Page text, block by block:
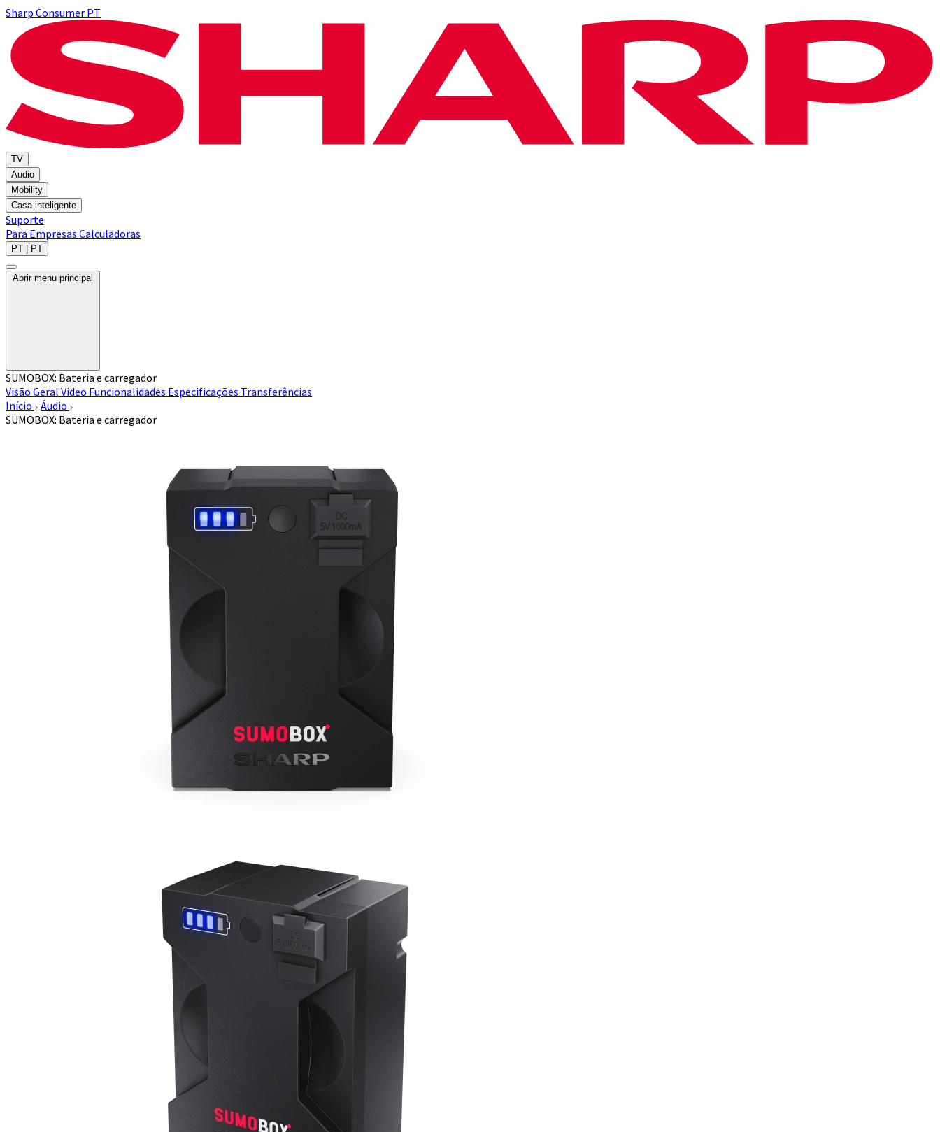
Sharp Consumer PT
TV
Audio
Mobility
Casa inteligente
Suporte
Para Empresas Calculadoras
PT | PT
Abrir menu principal
SUMOBOX: Bateria e carregador
Visão Geral Video Funcionalidades Especificações Transferências
Início
Áudio
SUMOBOX: Bateria e carregador